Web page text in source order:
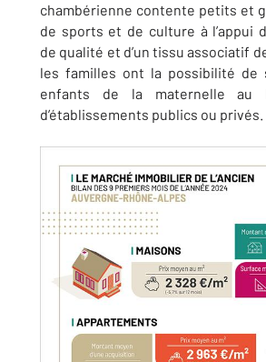
chambérienne contente petits et
de sports et de culture à l’appui
de qualité et d’un tissu associatif
les familles ont la possibilité de
enfants de la maternelle au
d’établissements publics ou privés.